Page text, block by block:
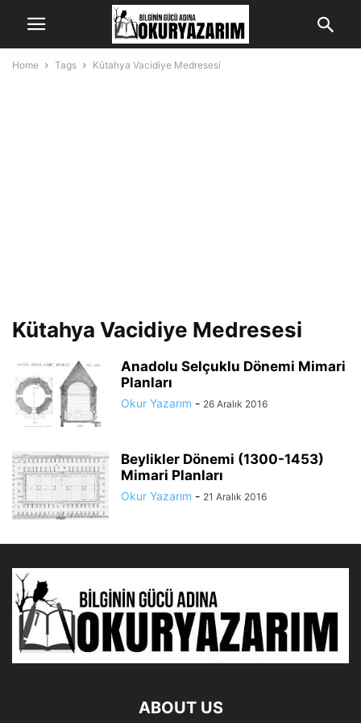
Home Tags Kütahya Vacidiye Medresesi
Kütahya Vacidiye Medresesi
Anadolu Selçuklu Dönemi Mimari
Planları
Okur Yazarım - 26 Aralık 2016
Beylikler Dönemi (1300-1453)
Mimari Planları
Okur Yazarım - 21 Aralık 2016
ABOUT US